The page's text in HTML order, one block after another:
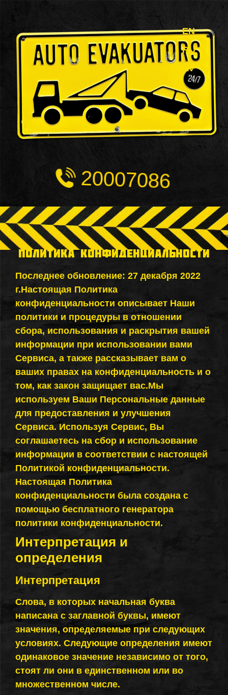
EN
RU
LV
20007086
ПОЛИТИКА КОНФИДЕНЦИАЛЬНОСТИ
Последнее обновление: 27 декабря 2022
г.Настоящая Политика
конфиденциальности описывает Наши
политики и процедуры в отношении
сбора, использования и раскрытия вашей
информации при использовании вами
Сервиса, а также рассказывает вам о
ваших правах на конфиденциальность и о
том, как закон защищает вас.Мы
используем Ваши Персональные данные
для предоставления и улучшения
Сервиса. Используя Сервис, Вы
соглашаетесь на сбор и использование
информации в соответствии с настоящей
Политикой конфиденциальности.
Настоящая Политика
конфиденциальности была создана с
помощью бесплатного генератора
политики конфиденциальности.
Интерпретация и
определения
Интерпретация
Слова, в которых начальная буква
написана с заглавной буквы, имеют
значения, определяемые при следующих
условиях. Следующие определения имеют
одинаковое значение независимо от того,
стоят ли они в единственном или во
множественном числе.